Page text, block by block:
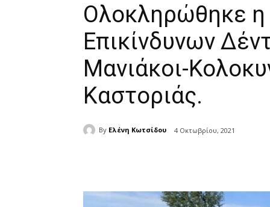
Ολοκληρώθηκε
Επικίνδυνων
Μανιάκοι-
Καστοριάς.
By Ελένη Κωτσίδου 4 Οκτωβρίου, 2021